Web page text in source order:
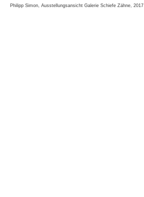
Philipp Simon, Ausstellungsansicht Galerie Schiefe Zähne, 2017